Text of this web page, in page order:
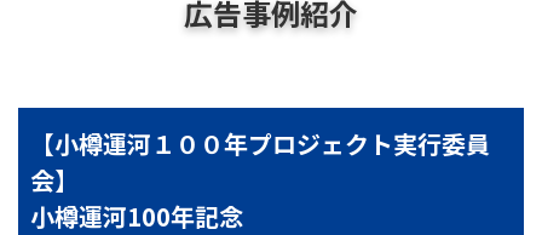
広告事例紹介
【小樽運河１００年プロジェクト実行委員
会】
小樽運河100年記念